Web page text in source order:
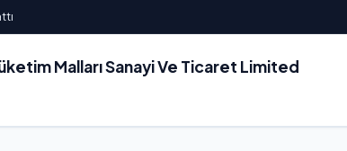
Malları Sanayi Ve Ticaret Limited